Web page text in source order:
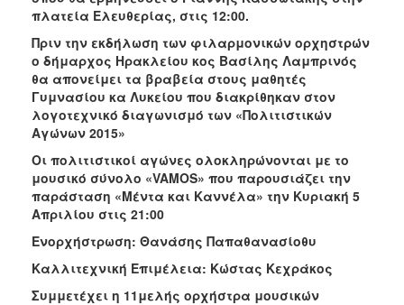
πλατεία Ελευθερίας, στις 12:00.
Πριν την εκδήλωση των φιλαρμονικών ορχηστρών
ο δήμαρχος Ηρακλείου κος Βασίλης Λαμπρινός
θα απονείμει τα βραβεία στους μαθητές
Γυμνασίου κα Λυκείου που διακρίθηκαν στον
λογοτεχνικό διαγωνισμό των «Πολιτιστικών
Αγώνων 2015»
Οι πολιτιστικοί αγώνες ολοκληρώνονται με το
μουσικό σύνολο «VAMOS» που παρουσιάζει την
παράσταση «Μέντα και Καννέλα» την Κυριακή 5
Απριλίου στις 21:00
Ενορχήστρωση: Θανάσης Παπαθανασίοθυ
Καλλιτεχνική Επιμέλεια: Κώστας Κεχράκος
Συμμετέχει η 11μελής ορχήστρα μουσικών